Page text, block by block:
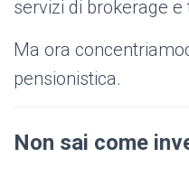
servizi di brokerage e
Ma ora
pensionistica.
Non sai come